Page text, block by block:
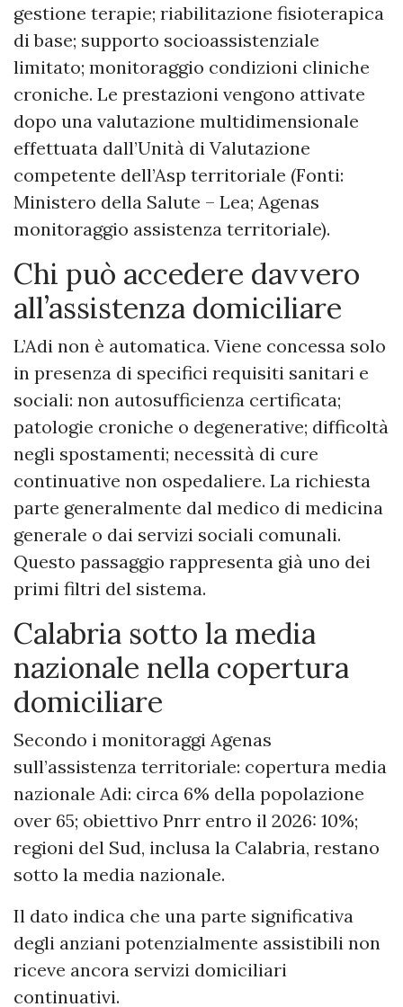
gestione terapie; riabilitazione fisioterapica
di base; supporto socioassistenziale
limitato; monitoraggio condizioni cliniche
croniche. Le prestazioni vengono attivate
dopo una valutazione multidimensionale
effettuata dall’Unità di Valutazione
competente dell’Asp territoriale (Fonti:
Ministero della Salute – Lea; Agenas
monitoraggio assistenza territoriale).
Chi può accedere davvero
all’assistenza domiciliare
L’Adi non è automatica. Viene concessa solo
in presenza di specifici requisiti sanitari e
sociali: non autosufficienza certificata;
patologie croniche o degenerative; difficoltà
negli spostamenti; necessità di cure
continuative non ospedaliere. La richiesta
parte generalmente dal medico di medicina
generale o dai servizi sociali comunali.
Questo passaggio rappresenta già uno dei
primi filtri del sistema.
Calabria sotto la media
nazionale nella copertura
domiciliare
Secondo i monitoraggi Agenas
sull’assistenza territoriale: copertura media
nazionale Adi: circa 6% della popolazione
over 65; obiettivo Pnrr entro il 2026: 10%;
regioni del Sud, inclusa la Calabria, restano
sotto la media nazionale.
Il dato indica che una parte significativa
degli anziani potenzialmente assistibili non
riceve ancora servizi domiciliari
continuativi.